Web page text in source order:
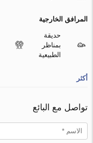
المرافق الخارجية
حديقة
بمناظر
الطبيعية
أكثر
تواصل مع البائع